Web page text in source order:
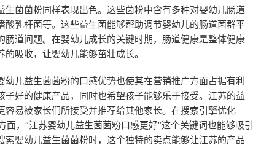
生菌菌粉同样表现出色。这些菌粉中含有多种对婴幼儿肠道
酸乳杆菌等。这些益生菌能够帮助调节婴幼儿的肠道菌群平
肠道问题。在婴幼儿成长的关键时期，肠道健康是整体健康
吸收，让婴幼儿能够茁壮成长。
儿益生菌菌粉的口感优势也使其在营销推广方面占据有利
好的健康产品，同时也希望孩子能够乐于接受。江苏的益
容易被家长们所接受并推荐给其他家长。在搜索引擎优化
面，“江苏婴幼儿益生菌菌粉口感更好”这个关键词也能够吸引
索婴幼儿益生菌菌粉时，这个独特的卖点能够让江苏的产品